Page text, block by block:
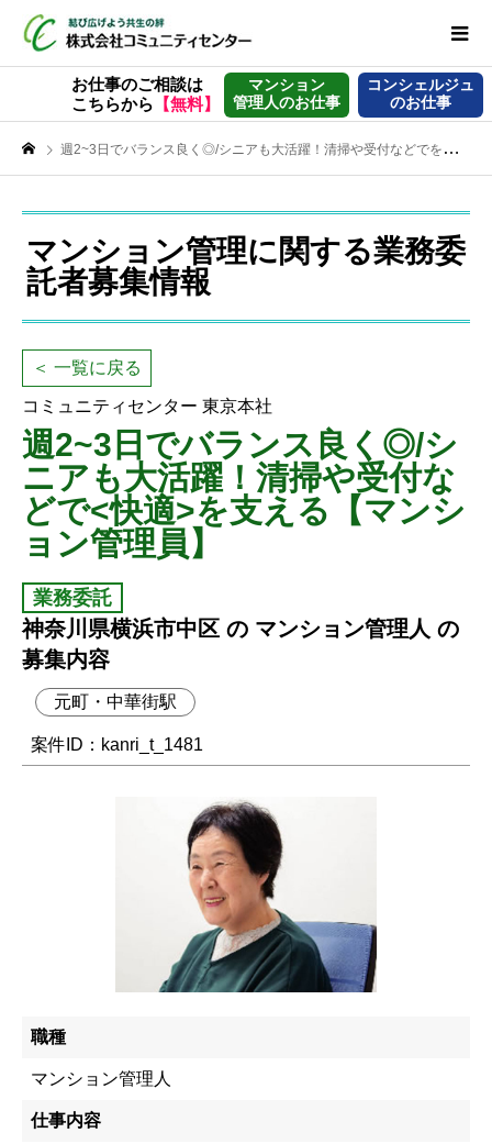
お仕事のご相談は
こちらから 【無料】
マンション
管理人のお仕事
コンシェルジュ
のお仕事
週2~3日でバランス良く◎/シニアも大活躍！清掃や受付などでを支える【マンション管理員】
マンション管理に関する業務委
託者募集情報
＜ 一覧に戻る
コミュニティセンター 東京本社
週2~3日でバランス良く◎/シ
ニアも大活躍！清掃や受付な
どで<快適>を支える【マンシ
ョン管理員】
業務委託
神奈川県横浜市中区 の マンション管理人 の
募集内容
元町・中華街駅
案件ID：kanri_t_1481
職種
マンション管理人
仕事内容